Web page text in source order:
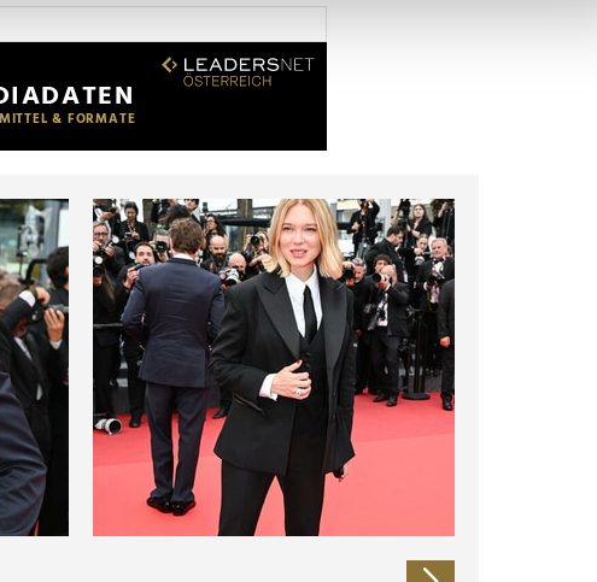
personalisieren, Funktionen für soziale Medien anbieten zu können
und Analysen weiter. Unsere Partner führen diese Informationen
Sie ihnen bereitgestellt haben oder die sie im Rahmen Ihrer Nutzung